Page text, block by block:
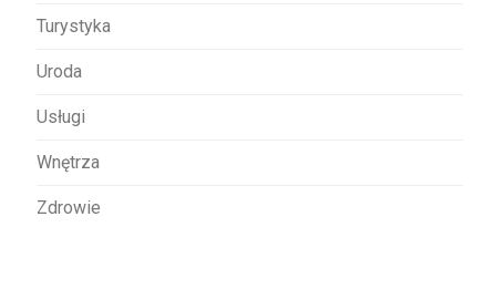
Turystyka
Uroda
Usługi
Wnętrza
Zdrowie